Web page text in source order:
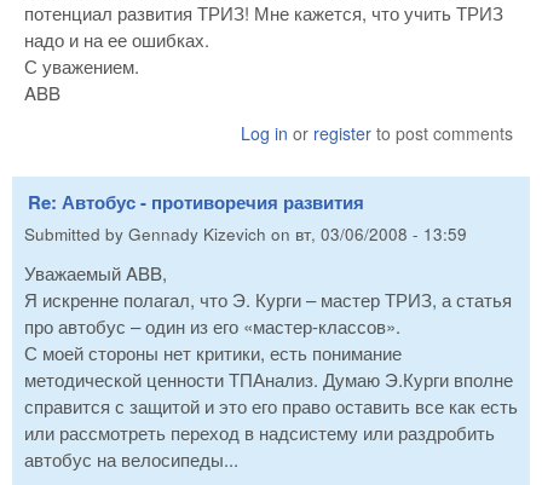
потенциал развития ТРИЗ! Мне кажется, что учить ТРИЗ
надо и на ее ошибках.
С уважением.
ABB
Log in or register to post comments
Re: Автобус - противоречия развития
Submitted by Gennady Kizevich on вт, 03/06/2008 - 13:59
Уважаемый ABB,
Я искренне полагал, что Э. Курги – мастер ТРИЗ, а статья
про автобус – один из его «мастер-классов».
С моей стороны нет критики, есть понимание
методической ценности ТПАнализ. Думаю Э.Курги вполне
справится с защитой и это его право оставить все как есть
или рассмотреть переход в надсистему или раздробить
автобус на велосипеды...